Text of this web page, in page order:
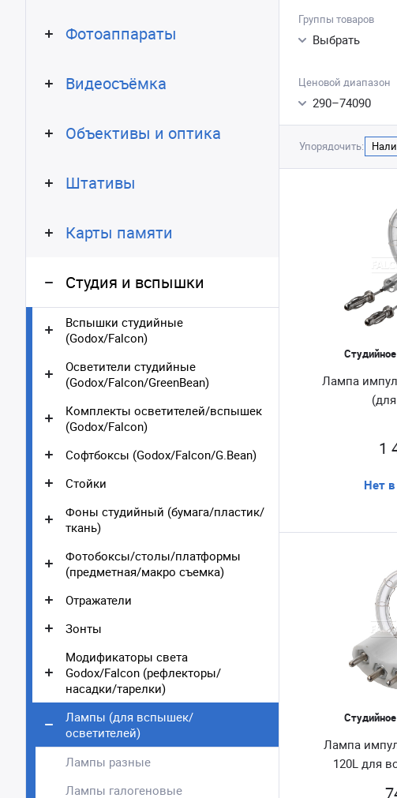
Фотоаппараты
Видеосъёмка
Объективы и оптика
Штативы
Карты памяти
Студия и вспышки
Вспышки студийные
(Godox/Falcon)
Осветители студийные
(Godox/Falcon/GreenBean)
Комплекты осветителей/вспышек
(Godox/Falcon)
Софтбоксы (Godox/Falcon/G.Bean)
Стойки
Фоны студийный (бумага/пластик/
ткань)
Фотобоксы/столы/платформы
(предметная/макро съемка)
Отражатели
Зонты
Модификаторы света
Godox/Falcon (рефлекторы/
насадки/тарелки)
Лампы (для вспышек/
осветителей)
Лампы разные
Лампы галогеновые
Группы товаров
Выбрать
Ценовой диапазон
290–74090
Упорядочить:
Лампа
1
Нет
Лампа
120L для